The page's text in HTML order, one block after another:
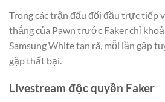
Trong các trận đấu đối đầu trực tiếp
thắng của Pawn trước Faker chỉ
Samsung White tan rã, mỗi lần gặp
gặp thất bại.
Livestream độc quyền Faker